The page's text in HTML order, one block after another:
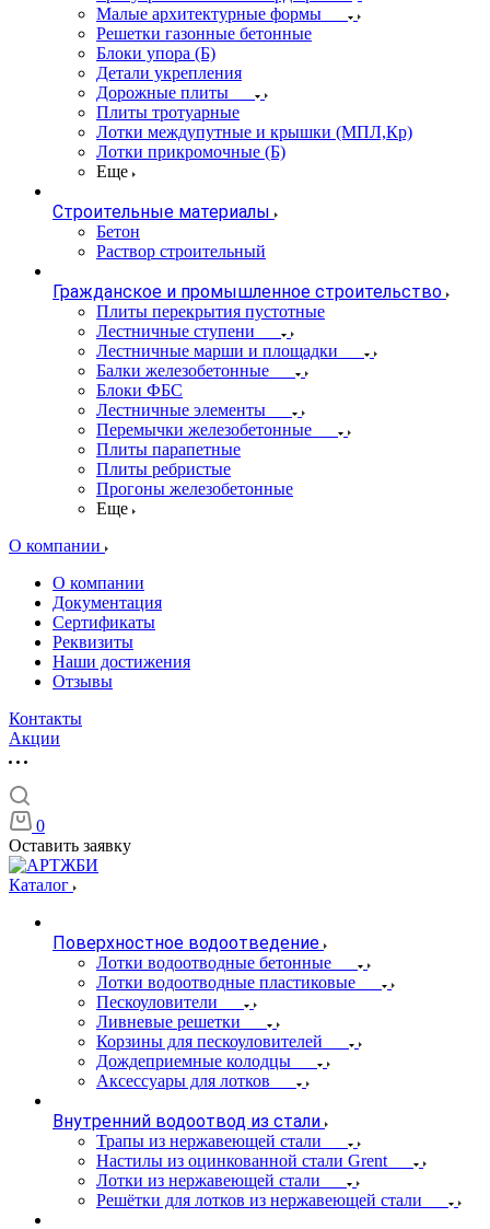
Малые архитектурные формы
Решетки газонные бетонные
Блоки упора (Б)
Детали укрепления
Дорожные плиты
Плиты тротуарные
Лотки междупутные и крышки (МПЛ,Кр)
Лотки прикромочные (Б)
Еще
Строительные материалы
Бетон
Раствор строительный
Гражданское и промышленное строительство
Плиты перекрытия пустотные
Лестничные ступени
Лестничные марши и площадки
Балки железобетонные
Блоки ФБС
Лестничные элементы
Перемычки железобетонные
Плиты парапетные
Плиты ребристые
Прогоны железобетонные
Еще
О компании
О компании
Документация
Сертификаты
Реквизиты
Наши достижения
Отзывы
Контакты
Акции
0
Оставить заявку
Каталог
Поверхностное водоотведение
Лотки водоотводные бетонные
Лотки водоотводные пластиковые
Пескоуловители
Ливневые решетки
Корзины для пескоуловителей
Дождеприемные колодцы
Аксессуары для лотков
Внутренний водоотвод из стали
Трапы из нержавеющей стали
Настилы из оцинкованной стали Grent
Лотки из нержавеющей стали
Решётки для лотков из нержавеющей стали